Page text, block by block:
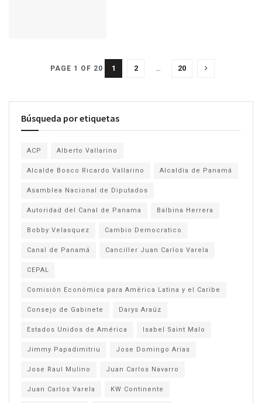
PAGE 1 OF 20 1 2 … 20
Búsqueda por etiquetas
ACP Alberto Vallarino
Alcalde Bosco Ricardo Vallarino Alcaldía de Panamá
Asamblea Nacional de Diputados
Autoridad del Canal de Panama Balbina Herrera
Bobby Velasquez Cambio Democratico
Canal de Panamá Canciller Juan Carlos Varela
CEPAL
Comisión Económica para América Latina y el Caribe
Consejo de Gabinete Darys Araúz
Estados Unidos de América Isabel Saint Malo
Jimmy Papadimitriu Jose Domingo Arias
Jose Raul Mulino Juan Carlos Navarro
Juan Carlos Varela KW Continente